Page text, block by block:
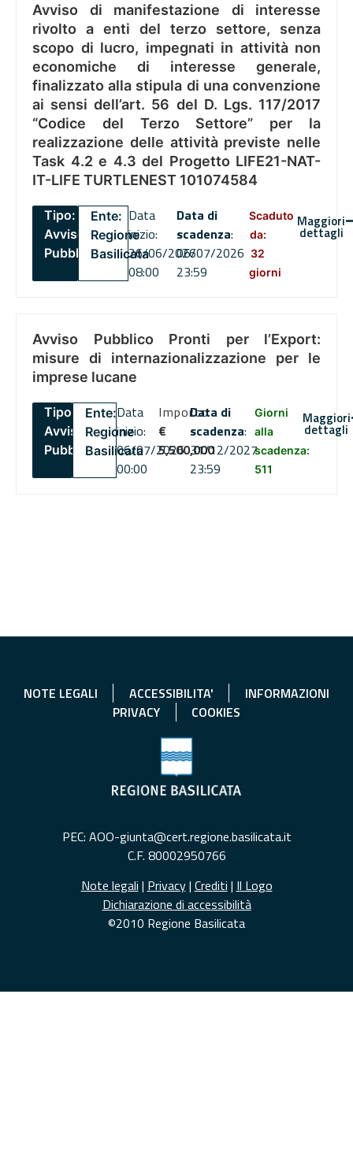
Avviso di manifestazione di interesse
rivolto a enti del terzo settore, senza
scopo di lucro, impegnati in attività non
economiche di interesse generale,
finalizzato alla stipula di una convenzione
ai sensi dell’art. 56 del D. Lgs. 117/2017
“Codice del Terzo Settore” per la
realizzazione delle attività previste nelle
Task 4.2 e 4.3 del Progetto LIFE21-NAT-
IT-LIFE TURTLENEST 101074584
Tipo:
Avviso
Pubblico
Ente:
Regione
Basilicata
Data
inizio:
26/06/2026
08:00
Data di
scadenza:
06/07/2026
23:59
Scaduto
da:
32
giorni
Maggiori
dettagli
Avviso Pubblico Pronti per l’Export:
misure di internazionalizzazione per le
imprese lucane
Tipo:
Avviso
Pubblico
Ente:
Regione
Basilicata
Data
inizio:
06/07/2026
00:00
Importo
€
5,500,000
Data di
scadenza:
31/12/2027
23:59
Giorni
alla
scadenza:
511
Maggiori
dettagli
NOTE LEGALI ACCESSIBILITA'
INFORMAZIONI
PRIVACY
COOKIES
PEC: AOO-giunta@cert.regione.basilicata.it
C.F. 80002950766
Note legali | Privacy| Crediti | Il Logo
Dichiarazione di accessibilità
©2010 Regione Basilicata